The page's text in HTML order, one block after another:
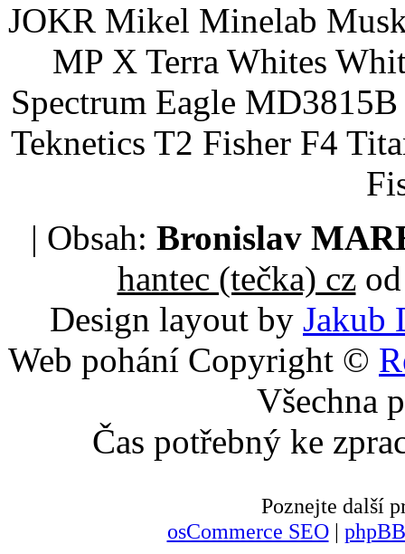
JOKR Mikel Minelab
MP X Terra Whites
Spectrum Eagle
Teknetics T2 Fisher F4
| Obsah: Bronislav
hantec (tečka) czod
Design layout by Jakub
Web pohání Copyright ©
Všechna
Čas potřebný ke
Poznejte další
osCommerce SEO|